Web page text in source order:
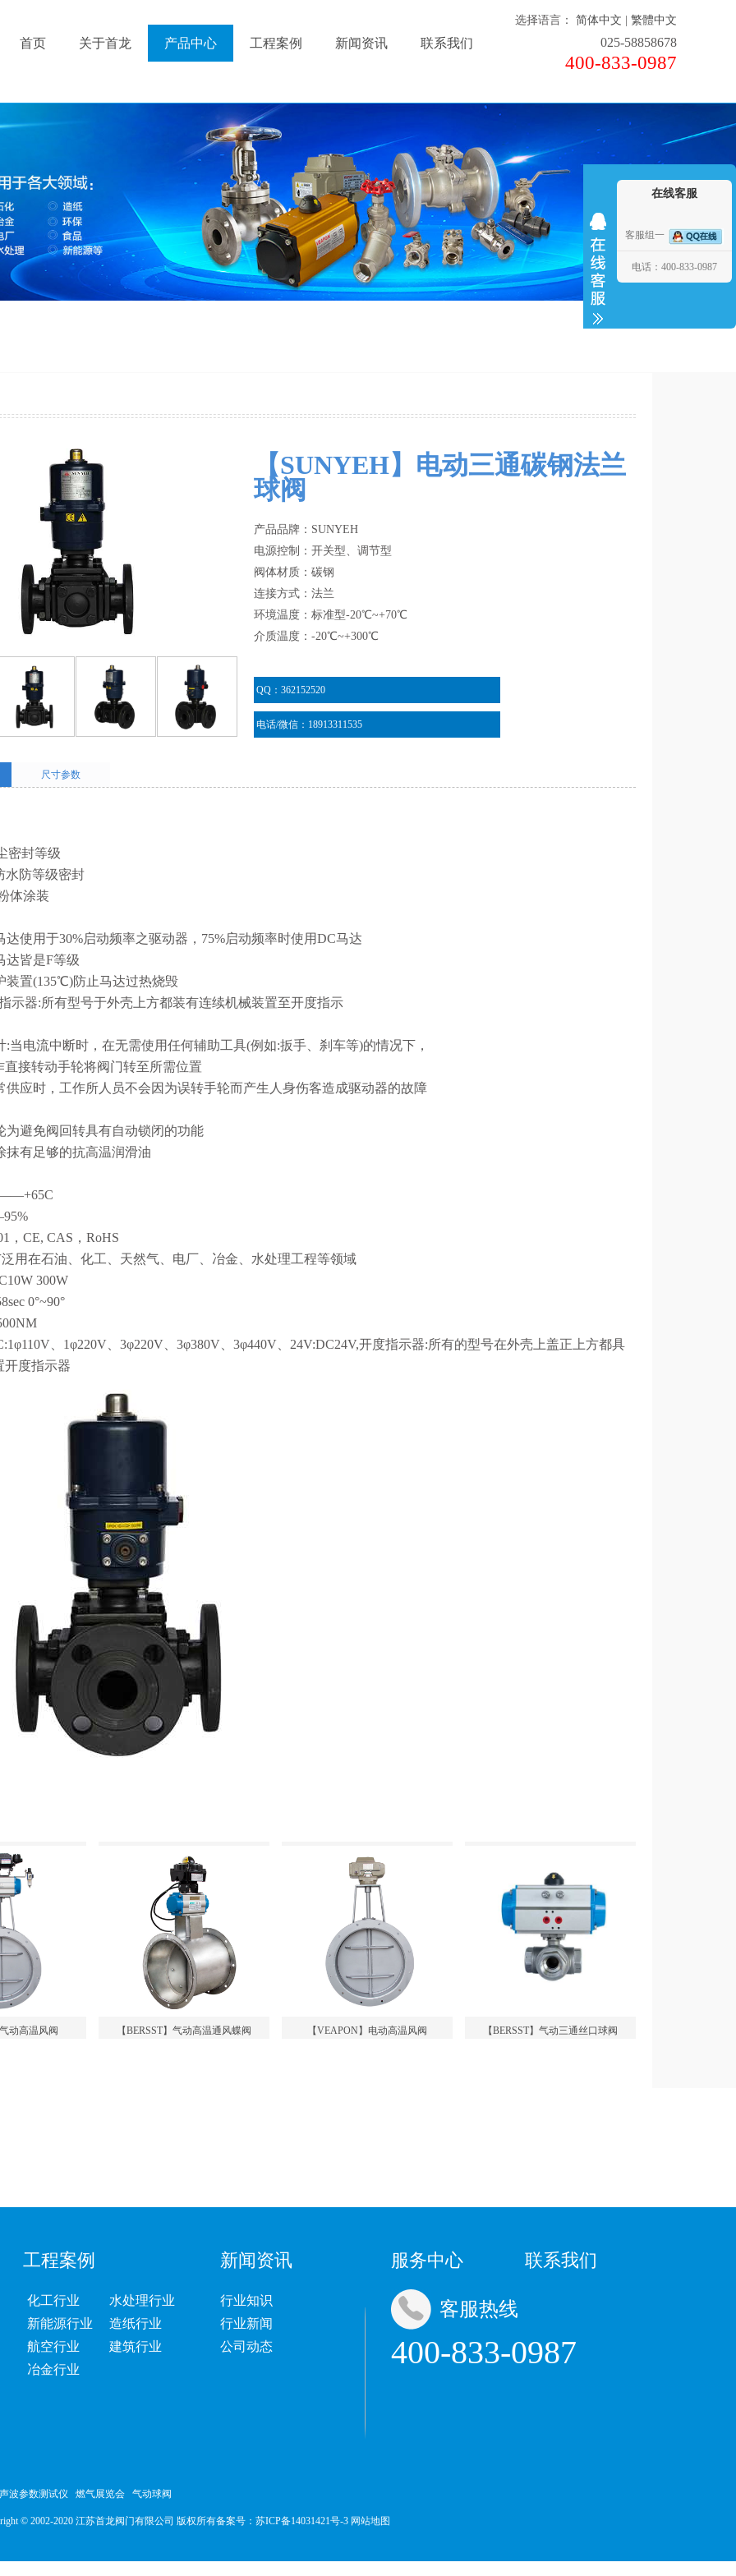
首页 关于首龙 产品中心 工程案例 新闻资讯 联系我们
选择语言： 简体中文 繁體中文
025-58858678
400-833-0987
在线客服
客服组一
电话：400-833-0987
【SUNYEH】电动三通碳钢法兰
球阀
产品品牌：SUNYEH
电源控制：开关型、调节型
阀体材质：碳钢
连接方式：法兰
环境温度：标准型-20℃~+70℃
介质温度：-20℃~+300℃
QQ：362152520
电话/微信：18913311535
尺寸参数
密封等级
水防等级密封
体涂装
达使用于30%启动频率之驱动器，75%启动频率时使用DC马达
达皆是F等级
装置(135℃)防止马达过热烧毁
示器:所有型号于外壳上方都装有连续机械装置至开度指示
:当电流中断时，在无需使用任何辅助工具(例如:扳手、刹车等)的情况下，
直接转动手轮将阀门转至所需位置
供应时，工作所人员不会因为误转手轮而产生人身伤客造成驱动器的故障
为避免阀回转具有自动锁闭的功能
抹有足够的抗高温润滑油
，CE, CAS，RoHS
用在石油、化工、天然气、电厂、冶金、水处理工程等领域
300W
0°~90°
、1φ220V、3φ220V、3φ380V、3φ440V、24V:DC24V,开度指示器:所有的型号在外壳上盖正上方都具
开度指示器
动高温风阀 【BERSST】气动高温通风蝶阀 【VEAPON】电动高温风阀 【BERSST】气动三通丝口球阀
工程案例 新闻资讯 服务中心 联系我们
化工行业
水处理行业
新能源行业
造纸行业
航空行业
建筑行业
冶金行业
行业知识
行业新闻
公司动态
客服热线
400-833-0987
波参数测试仪 燃气展览会 气动球阀
© 2002-2020 江苏首龙阀门有限公司 版权所有备案号： 苏ICP备14031421号-3 网站地图